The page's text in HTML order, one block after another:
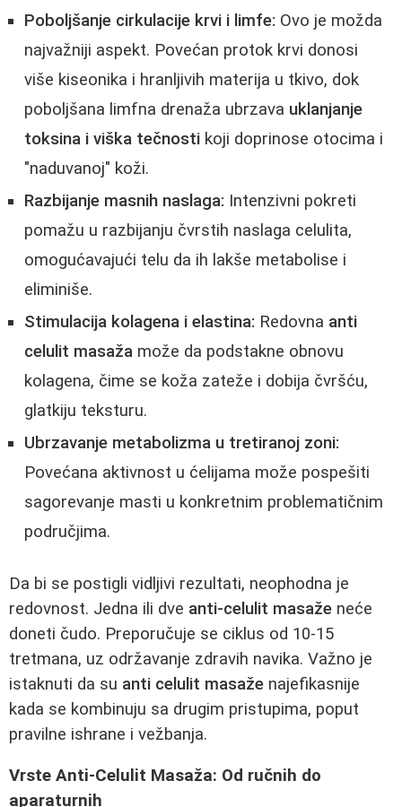
Poboljšanje cirkulacije krvi i limfe: Ovo je možda
najvažniji aspekt. Povećan protok krvi donosi
više kiseonika i hranljivih materija u tkivo, dok
poboljšana limfna drenaža ubrzava uklanjanje
toksina i viška tečnosti koji doprinose otocima i
"naduvanoj" koži.
Razbijanje masnih naslaga: Intenzivni pokreti
pomažu u razbijanju čvrstih naslaga celulita,
omogućavajući telu da ih lakše metabolise i
eliminiše.
Stimulacija kolagena i elastina: Redovna anti
celulit masaža može da podstakne obnovu
kolagena, čime se koža zateže i dobija čvršću,
glatkiju teksturu.
Ubrzavanje metabolizma u tretiranoj zoni:
Povećana aktivnost u ćelijama može pospešiti
sagorevanje masti u konkretnim problematičnim
područjima.
Da bi se postigli vidljivi rezultati, neophodna je
redovnost. Jedna ili dve anti-celulit masaže neće
doneti čudo. Preporučuje se ciklus od 10-15
tretmana, uz održavanje zdravih navika. Važno je
istaknuti da su anti celulit masaže najefikasnije
kada se kombinuju sa drugim pristupima, poput
pravilne ishrane i vežbanja.
Vrste Anti-Celulit Masaža: Od ručnih do
aparaturnih